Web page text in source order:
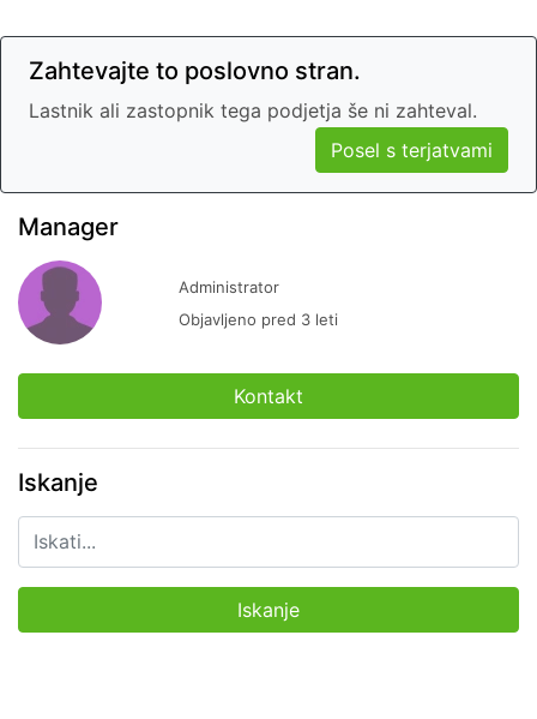
Zahtevajte to poslovno stran.
Lastnik ali zastopnik tega podjetja še ni zahteval.
Posel s terjatvami
Manager
Administrator
Objavljeno pred 3 leti
Kontakt
Iskanje